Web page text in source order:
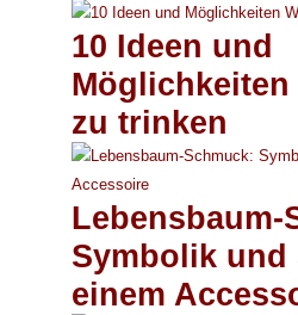
10 Ideen und
Möglichkeiten
zu trinken
Lebensbaum-
Symbolik und
einem